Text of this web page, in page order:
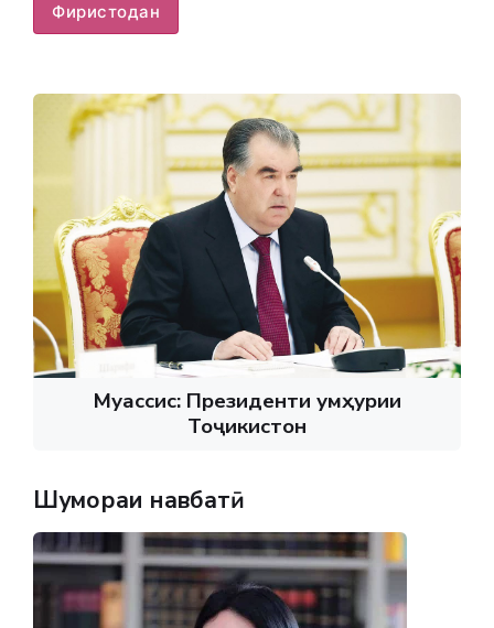
Фиристодан
Муассис: Президенти Ҷумҳурии
Тоҷикистон
Шумораи навбатӣ